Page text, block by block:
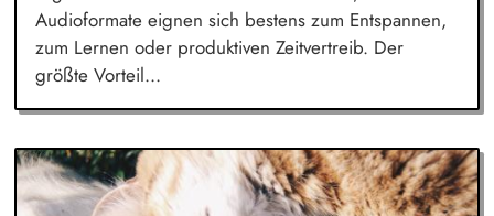
Audioformate eignen sich bestens zum Entspannen,
zum Lernen oder produktiven Zeitvertreib. Der
größte Vorteil...